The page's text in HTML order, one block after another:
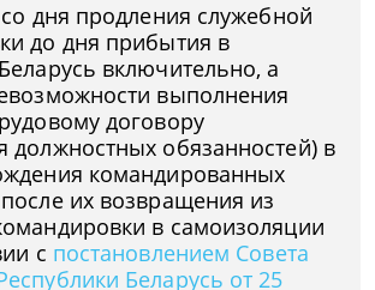
дня продления служебной
до дня прибытия в
включительно, а
выполнения
договору
должностных обязанностей) в
командированных
их возвращения из
в самоизоляции
с постановлением Совета
Беларусь от 25